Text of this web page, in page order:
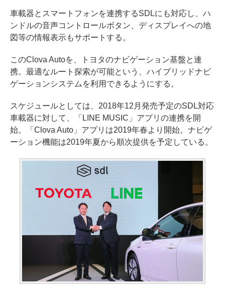
車載器とスマートフォンを連携するSDLにも対応し、ハ
ンドルの音声コントロールボタン、ディスプレイへの地
図等の情報表示もサポートする。
このClova Autoを、トヨタのナビゲーション基盤と連
携。最適なルート探索が可能という、ハイブリッドナビ
ゲーションシステムを利用できるようにする。
スケジュールとしては、2018年12月発売予定のSDL対応
車載器に対して、「LINE MUSIC」アプリの連携を開
始。「Clova Auto」アプリは2019年春より開始。ナビゲ
ーション機能は2019年夏から順次提供を予定している。